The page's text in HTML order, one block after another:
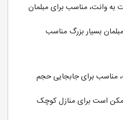
به وانت، مناسب برای مبلمان
بسیار بزرگ مناسب
مناسب برای جابجایی حجم
ممکن است برای منازل کوچک